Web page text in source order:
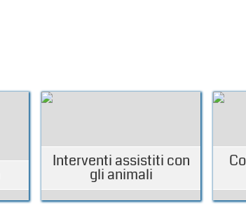
Interventi assistiti con
gli animali